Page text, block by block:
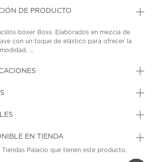
DE PRODUCTO
bóxer Boss. Elaborados en mezcla de
con un toque de elástico para ofrecer la
...
EN TIENDA
Tiendas Palacio que tienen este producto.